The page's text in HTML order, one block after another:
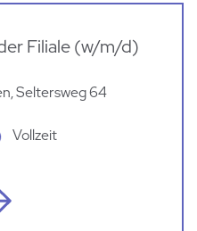
Filiale (w/m/d)
Seltersweg 64
Vollzeit